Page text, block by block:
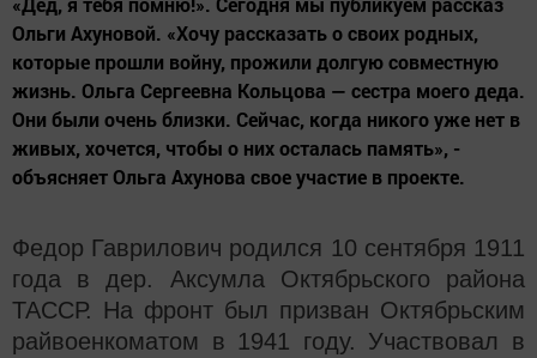
Ольги Ахуновой. «Хочу рассказать о своих родных,
которые прошли войну, прожили долгую совместную
жизнь. Ольга Сергеевна Кольцова — сестра моего деда.
Они были очень близки. Сейчас, когда никого уже нет в
живых, хочется, чтобы о них осталась память», -
объясняет Ольга Ахунова свое участие в проекте.
Федор Гаврилович родился 10 сентября 1911
года в дер. Аксумла Октябрьского района
ТАССР. На фронт был призван Октябрьским
райвоенкоматом в 1941 году. Участвовал в